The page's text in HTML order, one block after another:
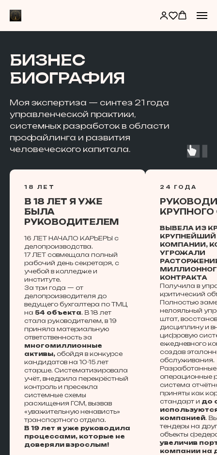
БИЗНЕС
БИОГРАФИЯ
Моя экспертиза — синтез 21 года
управленческой практики,
системных разработок в области
профайлинга и развития
человеческого капитала.
18 ЛЕТ
В 18 ЛЕТ Я УЖЕ
БЫЛА
РУКОВОДИТЕЛЕМ
16 ЛЕТ НАЧАЛО КАРЬЕРЫ с
делопроизводства.
17 ЛЕТ совмещала полный
рабочий день секретаря, с
учебой в колледже и
институте.
За три года — от
делопроизводителя до
ведущего бухгалтера по ТМЦ
на 54 объекта. В 18 лет
стала руководителем, в 19
приняла материальную
ответственность за
многомиллионные
активы, обойдя в конкурсе
кандидатов на 10-15 лет
старше. Систематизировала
учёт, внедрила перекрёстный
контроль и пресекла
системные схемы
расхищения ГСМ, вызвав
«уважительную ненависть»
транспортного отдела.
В 19 лет я уже руководила
процессами, которые не
доверяли взрослым!
24 ГОДА
КРУПНОГО
ВЫВЕЛА ИЗ
КРУПНЕЙШИЙ
КОМПАНИИ,
УГРОЖАЛИ
КОНТРАКТА
Получила в
критический
Полностью
нелояльный
штат,
дисциплину и
цифровую
ежедневного
создав
обслуживания.
операционные
система
приняты как
стандарт и до
компанией.
тендеры на
объекты
увеличив
компании на